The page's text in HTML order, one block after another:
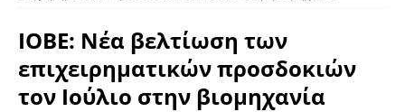
ΙΟΒΕ: Νέα βελτίωση των
επιχειρηματικών προσδοκιών
τον Ιούλιο στην βιομηχανία